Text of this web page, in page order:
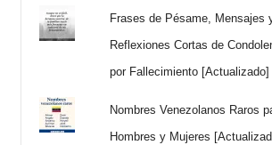
Frases de Pésame, Mensajes
Reflexiones Cortas de
por Fallecimiento [Actualizado]
Nombres Venezolanos Raros
Hombres y Mujeres